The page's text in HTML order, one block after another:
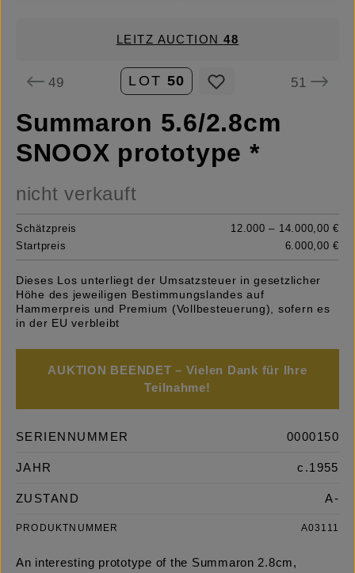
LEITZ AUCTION48
49 LOT 50 51
Summaron 5.6/2.8cm
SNOOX prototype *
nicht verkauft
Schätzpreis
12.000 – 14.000,00 €
Startpreis
6.000,00 €
Dieses Los unterliegt der Umsatzsteuer in gesetzlicher
Höhe des jeweiligen Bestimmungslandes auf
Hammerpreis und Premium (Vollbesteuerung), sofern es
in der EU verbleibt
AUKTION BEENDET – Vielen Dank für Ihre
Teilnahme!
SERIENNUMMER 0000150
JAHR c.1955
ZUSTAND A-
PRODUKTNUMMER A03111
An interesting prototype of the Summaron 2.8cm,